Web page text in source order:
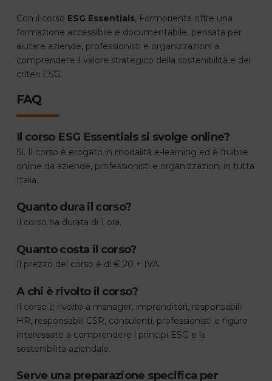
Con il corso ESG Essentials, Formorienta offre una
formazione accessibile e documentabile, pensata per
aiutare aziende, professionisti e organizzazioni a
comprendere il valore strategico della sostenibilità e dei
criteri ESG.
FAQ
Il corso ESG Essentials si svolge online?
Sì. Il corso è erogato in modalità e-learning ed è fruibile
online da aziende, professionisti e organizzazioni in tutta
Italia.
Quanto dura il corso?
Il corso ha durata di 1 ora.
Quanto costa il corso?
Il prezzo del corso è di € 20 + IVA.
A chi è rivolto il corso?
Il corso è rivolto a manager, imprenditori, responsabili
HR, responsabili CSR, consulenti, professionisti e figure
interessate a comprendere i principi ESG e la
sostenibilità aziendale.
Serve una preparazione specifica per